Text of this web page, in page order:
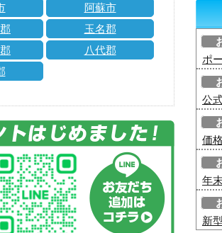
阿蘇市
玉名郡
八代郡
ポ
公
価
年
新